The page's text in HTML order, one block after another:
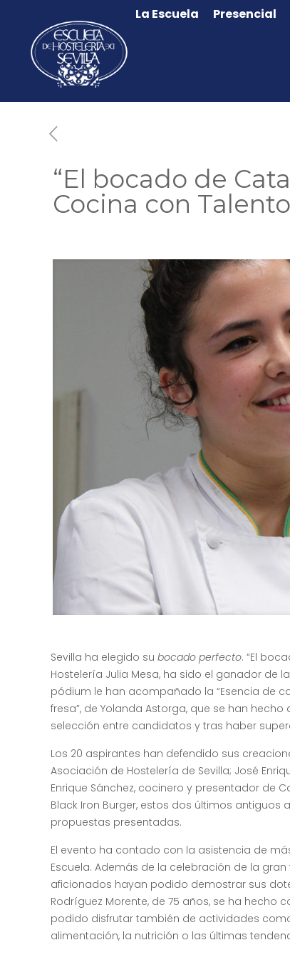
La Escuela Presencial
“El bocado de
Cocina con Talento
Sevilla ha elegido subocado perfecto. “El
Hostelería Julia Mesa, ha sido el ganador de
pódium le han acompañado la “Esencia de
fresa”, de Yolanda Astorga, que se han
selección entre candidatos y tras haber
Los 20 aspirantes han defendido sus
Asociación de Hostelería de Sevilla; José
Enrique Sánchez, cocinero y presentador de
Black Iron Burger, estos dos últimos antiguos
propuestas presentadas.
El evento ha contado con la asistencia de
Escuela. Además de la celebración de la
aficionados hayan podido demostrar sus
Rodríguez Morente, de 75 años, se ha hecho
podido disfrutar también de actividades
alimentación, la nutrición o las últimas